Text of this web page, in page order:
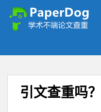
引文查重吗？